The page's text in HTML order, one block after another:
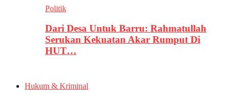
Politik
Dari Desa Untuk Barru: Rahmatullah
Serukan Kekuatan Akar Rumput Di
HUT…
Hukum & Kriminal